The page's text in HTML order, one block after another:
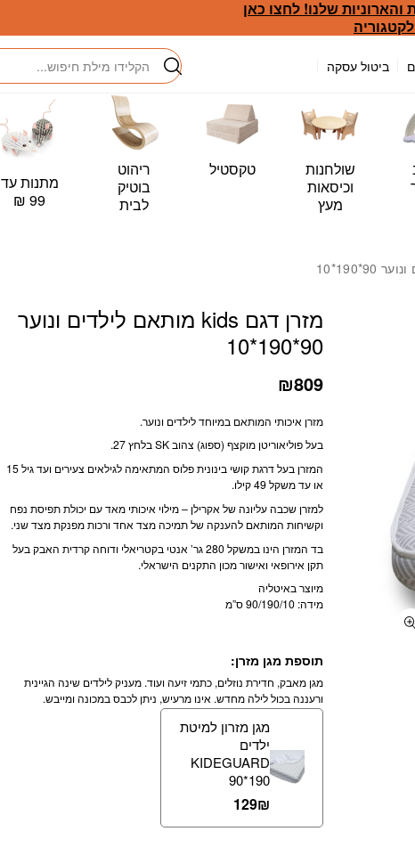
והארוניות שלנו! לחצו כאן
ביטול עסקה
חיפוש
שולחנות
וכיסאות
מעץ
טקסטיל
ריהוט
בוטיק
לבית
מתנות עד
99 ₪
מזרן דגם kids מותאם לילדים ונוער
90*190*10
₪809
מזרן איכותי המותאם במיוחד לילדים ונוער.
בעל פוליאוריטן מוקצף (ספוג) צהוב SK בלחץ 27.
המזרן בעל דרגת קושי בינונית פלוס המתאימה לגילאים צעירים ועד גיל 15
או עד משקל 49 קילו.
למזרן שכבה עליונה של אקרילן – מילוי איכותי מאד עם יכולת תפיסת נפח
וקשיחות המותאם להענקה של תמיכה מצד אחד ורכות מפנקת מצד שני.
בד המזרן הינו במשקל 280 גר’ אנטי בקטריאלי ודוחה קרדית האבק בעל
תקן אירופאי ואישור מכון התקנים הישראלי.
מיוצר באיטליה
מידה: 90/190/10 ס”מ
תוספת מגן מזרן:
מגן מאבק, חדירת נוזלים, כתמי זיעה ועוד. מעניק לילדים שינה הגיינית
ורעננה בכול לילה מחדש. אינו מרעיש, ניתן לכבס במכונה ומייבש.
מגן מזרון למיטת
ילדים
KIDEGUARD
90*190
₪
129
כמות מזרן דגם kids מותאם לילדים ונוער 90*190*10